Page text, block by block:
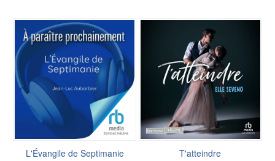
L'Évangile de Septimanie T'atteindre